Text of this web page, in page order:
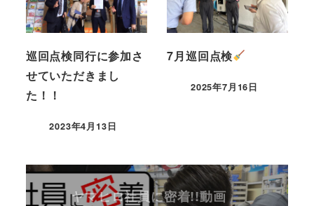
巡回点検同行に参加さ
せていただきまし
た！！
2023年4月13日
7月巡回点検
2025年7月16日
ヤマヒロ社員に密着!!動画